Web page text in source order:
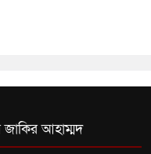
জাকির আহাম্মদ